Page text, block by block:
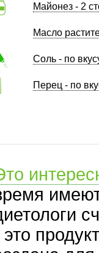
Майонез - 2
Масло
Соль - по
Перец - по
это